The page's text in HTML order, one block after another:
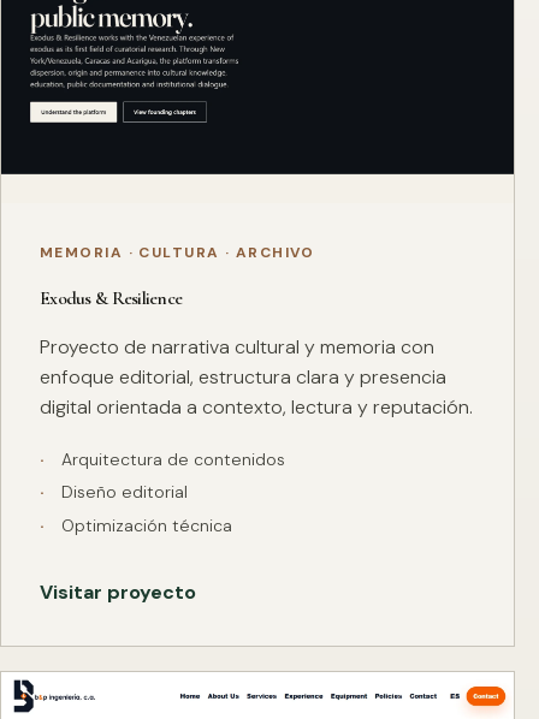
MEMORIA · CULTURA · ARCHIVO
Exodus & Resilience
Proyecto de narrativa cultural y memoria con
enfoque editorial, estructura clara y presencia
digital orientada a contexto, lectura y reputación.
Arquitectura de contenidos
Diseño editorial
Optimización técnica
Visitar proyecto